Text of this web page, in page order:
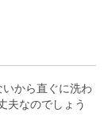
から直ぐに洗わ
夫なのでしょう